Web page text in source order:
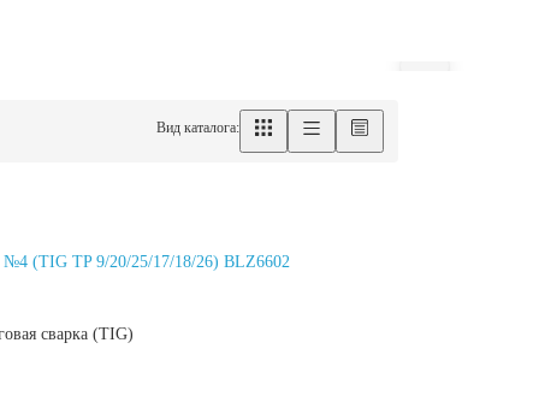
Вид каталога:
(TIG TP 9/20/25/17/18/26) BLZ6602
сварка (TIG)